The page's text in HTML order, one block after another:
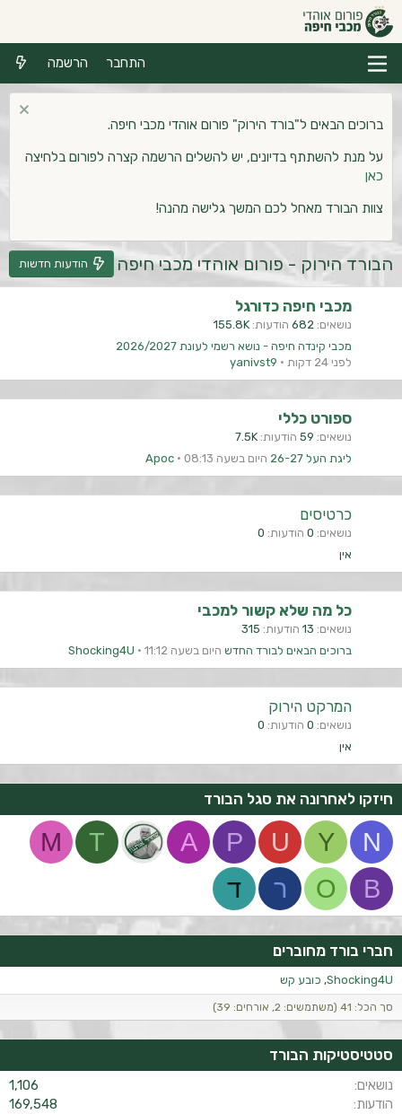
התחבר הרשמה
ברוכים הבאים ל"בורד הירוק" פורום אוהדי מכבי חיפה.
על מנת להשתתף בדיונים, יש להשלים הרשמה קצרה לפורום בלחיצה
כאן
צוות הבורד מאחל לכם המשך גלישה מהנה!
הבורד הירוק - פורום אוהדי מכבי חיפה הודעות חדשות
מכבי חיפה כדורגל
נושאים 682 הודעות 155.8K
מכבי קינדה חיפה - נושא רשמי לעונת 2026/2027
לפני 24 דקות
yanivst9
ספורט כללי
נושאים 59 הודעות 7.5K
ליגת העל 26-27
היום בשעה 08:13 Apoc
כרטיסים
נושאים 0 הודעות 0
אין
כל מה שלא קשור למכבי
נושאים 13 הודעות 315
ברוכים הבאים לבורד החדש היום בשעה 11:12 Shocking4U
המרקט הירוק
נושאים 0 הודעות 0
אין
חיזקו לאחרונה את סגל הבורד
N
Y
U
P
A
T
M
B
O ר ד
חברי בורד מחוברים
Shocking4U כובע קש
סך הכל: 41 (משתמשים: 2, אורחים: 39)
סטטיסטיקות הבורד
נושאים
1,106
הודעות
169,548